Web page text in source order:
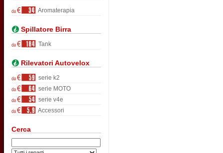
Aromaterapia
Spillatore Birra
Tank
Rilevatori Autovelox
serie k2
serie MOTO
serie v4e
Accessori
Cerca